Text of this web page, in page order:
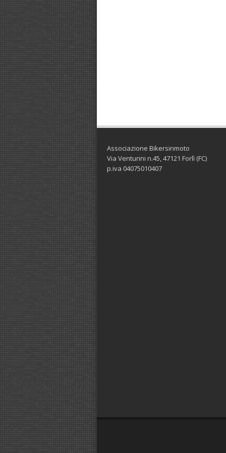
Associazione Bikersinmoto
Via Venturini n.45, 47121 Forlì (FC)
p.iva 04075010407